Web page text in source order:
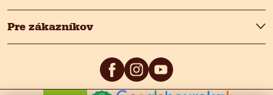
Pre zákazníkov